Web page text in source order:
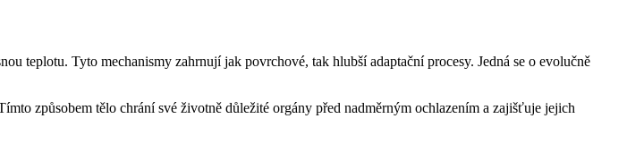
teplotu. Tyto mechanismy zahrnují jak povrchové, tak hlubší adaptační procesy. Jedná se o evolučně
způsobem tělo chrání své životně důležité orgány před nadměrným ochlazením a zajišťuje jejich